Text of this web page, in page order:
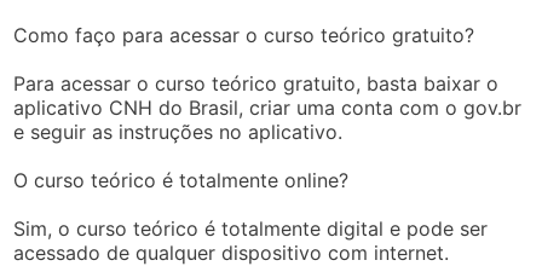
Como faço para acessar o curso teórico gratuito?
Para acessar o curso teórico gratuito, basta baixar o
aplicativo CNH do Brasil, criar uma conta com o gov.br
e seguir as instruções no aplicativo.
O curso teórico é totalmente online?
Sim, o curso teórico é totalmente digital e pode ser
acessado de qualquer dispositivo com internet.